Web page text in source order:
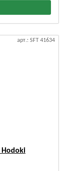
арт.: SFT 41634
Hodoki